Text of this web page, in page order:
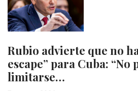
Rubio advierte que no
escape” para Cuba: “No
limitarse…